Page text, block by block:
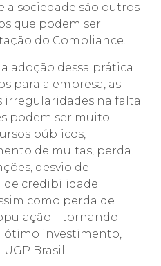
a sociedade são outros
que podem ser
do Compliance.
adoção dessa prática
para a empresa, as
irregularidades na falta
podem ser muito
públicos,
de multas, perda
desvio de
de credibilidade
como perda de
– tornando
ótimo investimento,
Brasil.